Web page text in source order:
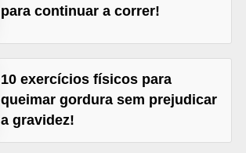
para continuar a correr!
10 exercícios físicos para
queimar gordura sem prejudicar
a gravidez!